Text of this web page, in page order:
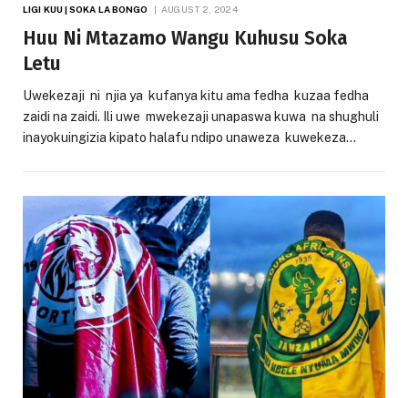
LIGI KUU | SOKA LA BONGO AUGUST 2, 2024
Huu Ni Mtazamo Wangu Kuhusu Soka
Letu
Uwekezaji ni njia ya kufanya kitu ama fedha kuzaa fedha
zaidi na zaidi. Ili uwe mwekezaji unapaswa kuwa na shughuli
inayokuingizia kipato halafu ndipo unaweza kuwekeza…